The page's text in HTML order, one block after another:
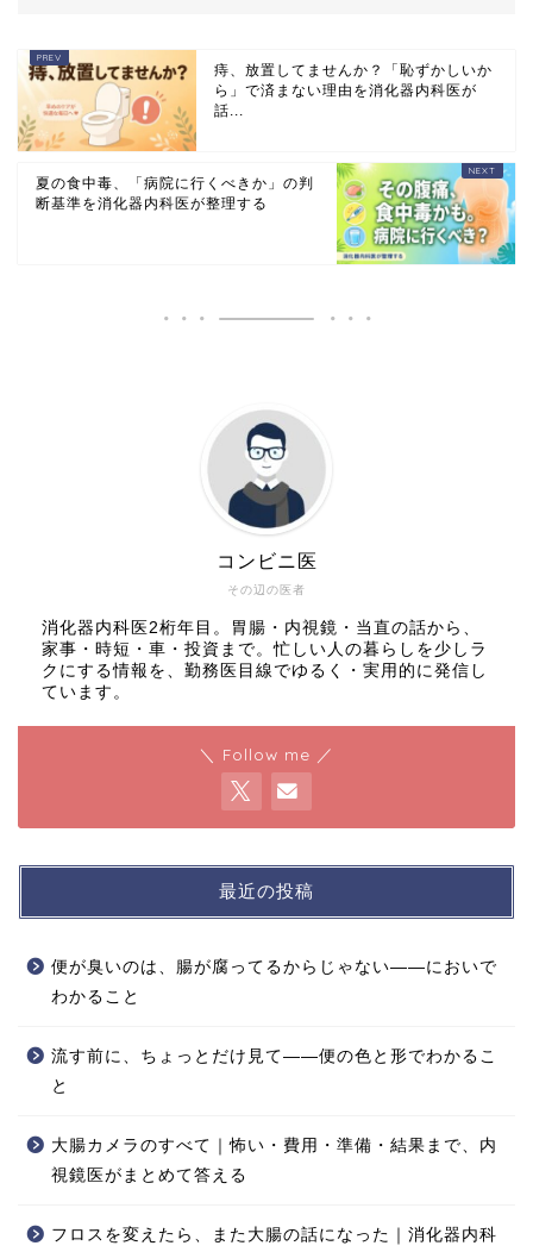
痔、放置してませんか？「恥ずかしいか
ら」で済まない理由を消化器内科医が
話...
夏の食中毒、「病院に行くべきか」の判
断基準を消化器内科医が整理する
その辺の医者
コンビニ医
消化器内科医2桁年目。胃腸・内視鏡・当直の話から、
家事・時短・車・投資まで。忙しい人の暮らしを少しラ
クにする情報を、勤務医目線でゆるく・実用的に発信し
ています。
＼ Follow me ／
最近の投稿
便が臭いのは、腸が腐ってるからじゃない——においで
わかること
流す前に、ちょっとだけ見て——便の色と形でわかるこ
と
大腸カメラのすべて｜怖い・費用・準備・結果まで、内
視鏡医がまとめて答える
フロスを変えたら、また大腸の話になった｜消化器内科